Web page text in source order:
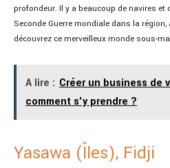
profondeur. Il y a beaucoup de navires et
Seconde Guerre mondiale dans la
découvrez ce merveilleux monde sous-
A lire : Créer un business de
comment s'y prendre ?
Yasawa (Îles), Fidji